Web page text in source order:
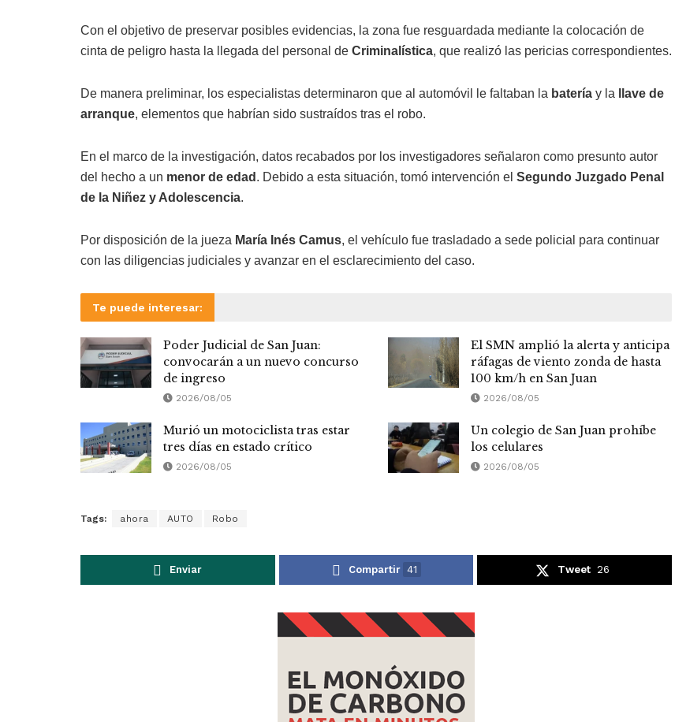
Con el objetivo de preservar posibles evidencias, la zona fue resguardada mediante la colocación de
cinta de peligro hasta la llegada del personal de Criminalística, que realizó las pericias correspondientes.
De manera preliminar, los especialistas determinaron que al automóvil le faltaban la batería y la
llave de
arranque, elementos que habrían sido sustraídos tras el robo.
En el marco de la investigación, datos recabados por los investigadores señalaron como presunto autor
del hecho a un menor de edad . Debido a esta situación, tomó intervención el Segundo Juzgado Penal
de la Niñez y Adolescencia.
Por disposición de la jueza María Inés Camus, el vehículo fue trasladado a sede policial para continuar
con las diligencias judiciales y avanzar en el esclarecimiento del caso.
Te puede interesar:
Poder Judicial de San Juan:
convocarán a un nuevo concurso
de ingreso
2026/08/05
El SMN amplió la alerta y anticipa
ráfagas de viento zonda de hasta
100 km/h en San Juan
2026/08/05
Murió un motociclista tras estar
tres días en estado crítico
2026/08/05
Un colegio de San Juan prohíbe
los celulares
2026/08/05
Tags: ahora AUTO Robo
Enviar Compartir 41 Tweet 26